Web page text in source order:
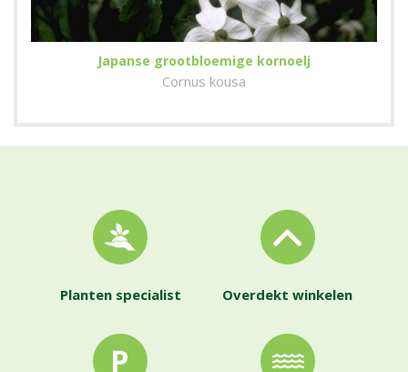
Japanse grootbloemige kornoelj
Cornus kousa
Planten specialist Overdekt winkelen